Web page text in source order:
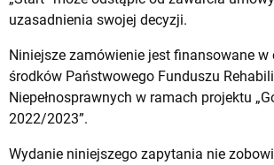
uzasadnienia swojej decyzji.
Niniejsze zamówienie jest finansowane w
środków Państwowego Funduszu
Niepełnosprawnych w ramach projektu
2022/2023”.
Wydanie niniejszego zapytania nie